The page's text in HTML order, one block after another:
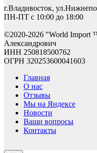
г.Владивосток,
ПН-ПТ с 10:00 до 18:00
©2020-2026 "World
Александрович
ИНН 250818500762
ОГРН 320253600041603
Главная
О нас
Отзывы
Мы на Яндексе
Новости
Ваши вопросы
Контакты